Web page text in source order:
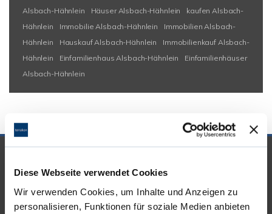
Diese Webseite verwendet Cookies
Wir verwenden Cookies, um Inhalte und Anzeigen zu
personalisieren, Funktionen für soziale Medien anbieten
Alsbach-Hähnlein
Häuser Alsbach-Hähnlein
kaufen Alsbach-
Hähnlein
Immobilie Alsbach-Hähnlein
Immobilien Alsbach-
Hähnlein
Hauskauf Alsbach-Hähnlein
Immobilienkauf Alsbach-
Hähnlein
Einfamilienhaus Alsbach-Hähnlein
Einfamilienhäuser
Alsbach-Hähnlein
AUSZEICHNUNGEN